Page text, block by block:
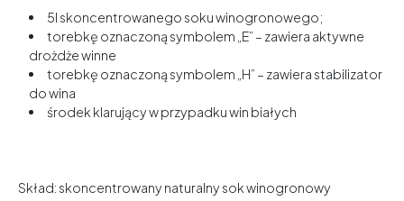
5l skoncentrowanego soku winogronowego;
torebkę oznaczoną symbolem „E” – zawiera aktywne
drożdże winne
torebkę oznaczoną symbolem „H” – zawiera stabilizator
do wina
środek klarujący w przypadku win białych
Skład: skoncentrowany naturalny sok winogronowy